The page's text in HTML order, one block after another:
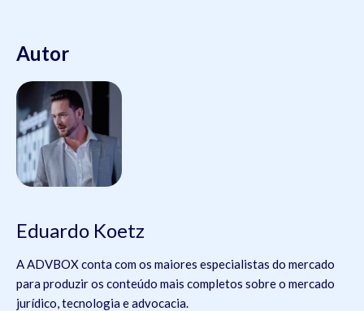
Autor
Eduardo Koetz
A ADVBOX conta com os maiores especialistas do mercado
para produzir os conteúdo mais completos sobre o mercado
jurídico, tecnologia e advocacia.